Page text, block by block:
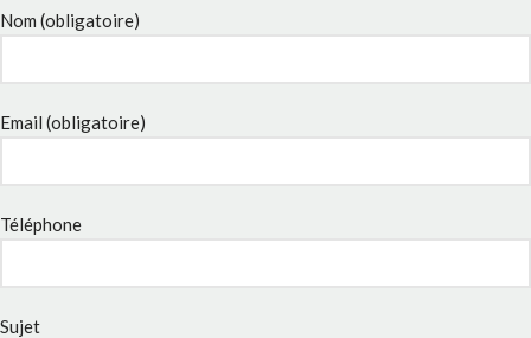
Nom (obligatoire)
Email (obligatoire)
Téléphone
Sujet